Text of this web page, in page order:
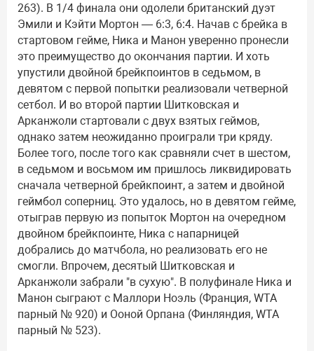
263). В 1/4 финала они одолели британский дуэт
Эмили и Кэйти Мортон — 6:3, 6:4. Начав с брейка в
стартовом гейме, Ника и Манон уверенно пронесли
это преимущество до окончания партии. И хоть
упустили двойной брейкпоинтов в седьмом, в
девятом с первой попытки реализовали четверной
сетбол. И во второй партии Шитковская и
Арканжоли стартовали с двух взятых геймов,
однако затем неожиданно проиграли три кряду.
Более того, после того как сравняли счет в шестом,
в седьмом и восьмом им пришлось ликвидировать
сначала четверной брейкпоинт, а затем и двойной
геймбол соперниц. Это удалось, но в девятом гейме,
отыграв первую из попыток Мортон на очередном
двойном брейкпоинте, Ника с напарницей
добрались до матчбола, но реализовать его не
смогли. Впрочем, десятый Шитковская и
Арканжоли забрали "в сухую". В полуфинале Ника и
Манон сыграют с Маллори Ноэль (Франция, WTA
парный № 920) и Ооной Орпана (Финляндия, WTA
парный № 523).